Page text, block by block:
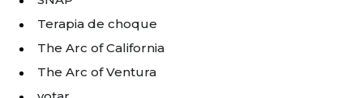
Terapia de choque
The Arc of California
The Arc of Ventura